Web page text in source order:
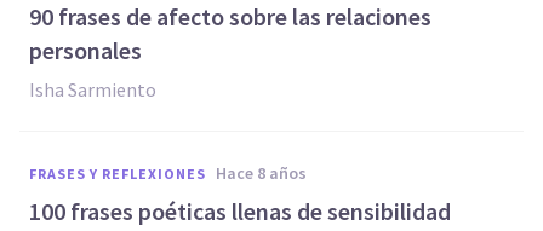
90 frases de afecto sobre las relaciones
personales
Isha Sarmiento
FRASES Y REFLEXIONES hace 8 años
100 frases poéticas llenas de sensibilidad